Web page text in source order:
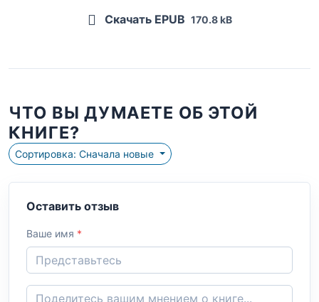
Скачать EPUB 170.8 kB
ЧТО ВЫ ДУМАЕТЕ ОБ ЭТОЙ
КНИГЕ?
Сортировка: Сначала новые
Оставить отзыв
Ваше имя *